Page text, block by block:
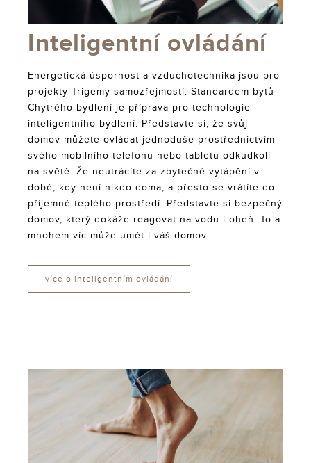
Inteligentní ovládání
Energetická úspornost a vzduchotechnika jsou pro
projekty Trigemy samozřejmostí. Standardem bytů
Chytrého bydlení je příprava pro technologie
inteligentního bydlení. Představte si, že svůj
domov můžete ovládat jednoduše prostřednictvím
svého mobilního telefonu nebo tabletu odkudkoli
na světě. Že neutrácíte za zbytečné vytápění v
době, kdy není nikdo doma, a přesto se vrátíte do
příjemně teplého prostředí. Představte si bezpečný
domov, který dokáže reagovat na vodu i oheň. To a
mnohem víc může umět i váš domov.
více o inteligentním ovládání